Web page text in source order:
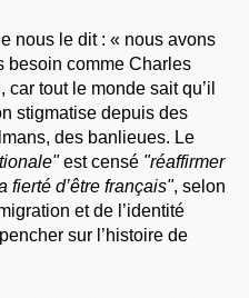
nous le dit : « nous avons
besoin comme Charles
tout le monde sait qu’il
stigmatise depuis des
des banlieues. Le
est censé "réaffirmer
fierté d’être français", selon
et de l’identité
sur l’histoire de